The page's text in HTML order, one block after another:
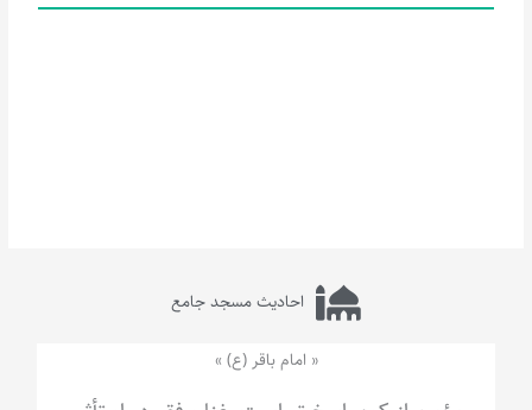
احادیث مسجد جامع
« امام باقر (ع) »